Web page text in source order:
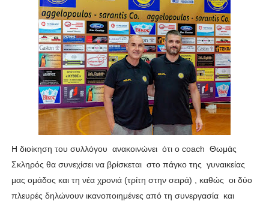
Η διοίκηση του συλλόγου ανακοινώνει ότι ο coach Θωμάς
Σκληρός θα συνεχίσει να βρίσκεται στο πάγκο της γυναικείας
μας ομάδος και τη νέα χρονιά (τρίτη στην σειρά) , καθώς οι δύο
πλευρές δηλώνουν ικανοποιημένες από τη συνεργασία και